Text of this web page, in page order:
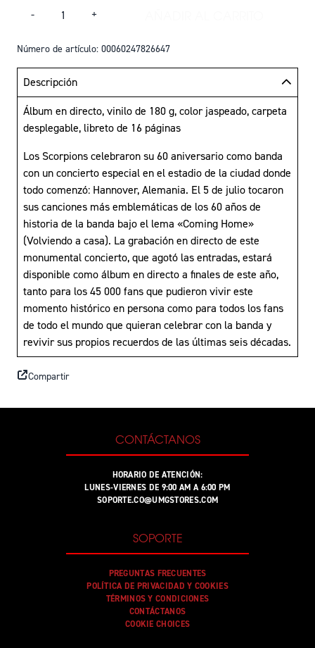
- +
Número de artículo: 00060247826647
Descripción
Álbum en directo, vinilo de 180 g, color jaspeado, carpeta
desplegable, libreto de 16 páginas
Los Scorpions celebraron su 60 aniversario como banda
con un concierto especial en el estadio de la ciudad donde
todo comenzó: Hannover, Alemania. El 5 de julio tocaron
sus canciones más emblemáticas de los 60 años de
historia de la banda bajo el lema «Coming Home»
(Volviendo a casa). La grabación en directo de este
monumental concierto, que agotó las entradas, estará
disponible como álbum en directo a finales de este año,
tanto para los 45 000 fans que pudieron vivir este
momento histórico en persona como para todos los fans
de todo el mundo que quieran celebrar con la banda y
revivir sus propios recuerdos de las últimas seis décadas.
Compartir
CONTÁCTANOS
HORARIO DE ATENCIÓN:
LUNES-VIERNES DE 9:00 AM A 6:00 PM
SOPORTE.CO@UMGSTORES.COM
SOPORTE
PREGUNTAS FRECUENTES
POLÍTICA DE PRIVACIDAD Y COOKIES
TÉRMINOS Y CONDICIONES
CONTÁCTANOS
COOKIE CHOICES